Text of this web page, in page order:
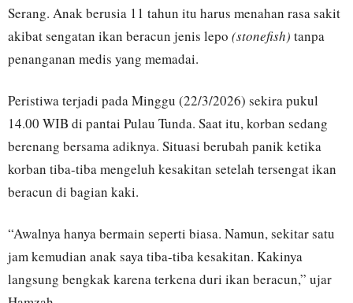
Serang. Anak berusia 11 tahun itu harus menahan rasa sakit
akibat sengatan ikan beracun jenis lepo (stonefish) tanpa
penanganan medis yang memadai.
Peristiwa terjadi pada Minggu (22/3/2026) sekira pukul
14.00 WIB di pantai Pulau Tunda. Saat itu, korban sedang
berenang bersama adiknya. Situasi berubah panik ketika
korban tiba-tiba mengeluh kesakitan setelah tersengat ikan
beracun di bagian kaki.
“Awalnya hanya bermain seperti biasa. Namun, sekitar satu
jam kemudian anak saya tiba-tiba kesakitan. Kakinya
langsung bengkak karena terkena duri ikan beracun,” ujar